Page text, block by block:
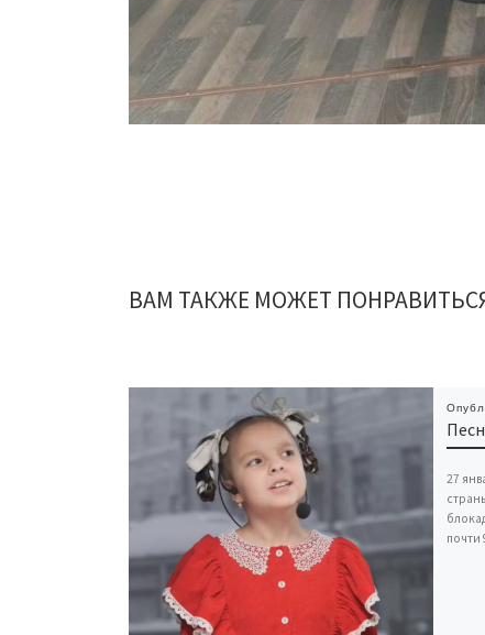
ВАМ ТАКЖЕ МОЖЕТ
27
почти